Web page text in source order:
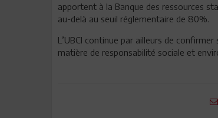
apportent à la Banque des ressources
au-delà au seuil réglementaire de 80%.
L’UBCI continue par ailleurs de
matière de responsabilité sociale et